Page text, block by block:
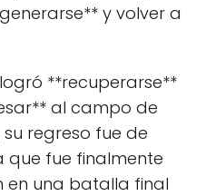
y volver a
**recuperarse**
al campo de
regreso fue de
que fue finalmente
una batalla final